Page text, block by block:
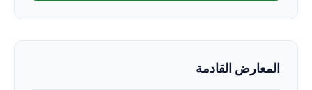
المعارض القادمة